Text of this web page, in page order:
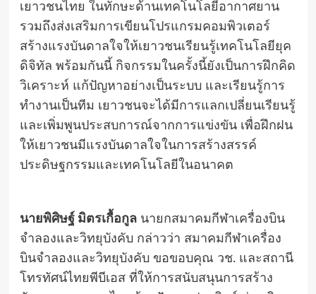
เยาวชนไทย ในทักษะด้านเทคโนโลยีอากาศยาน
รวมถึงส่งเสริมการเขียนโปรแกรมคอมพิวเตอร์
สร้างแรงบันดาลใจให้เยาวชนเรียนรู้เทคโนโลยียุค
ดิจิทัล พร้อมกันนี้ กิจกรรมในครั้งนี้ยังเป็นการฝึกคิด
วิเคราะห์ แก้ปัญหาอย่างเป็นระบบ และเรียนรู้การ
ทำงานเป็นทีม เยาวชนจะได้มีการแลกเปลี่ยนเรียนรู้
และเพิ่มพูนประสบการณ์จากการแข่งขัน เพื่อฝึกฝน
ให้เยาวชนมีแรงบันดาลใจในการสร้างสรรค์
ประดิษฐกรรมและเทคโนโลยีในอนาคต
นายพิศิษฐ์ มิตรเกื้อกูลนายกสมาคมกีฬาเครื่องบิน
จำลองและวิทยุบังคับ กล่าวว่า สมาคมกีฬาเครื่อง
บินจำลองและวิทยุบังคับ ขอขอบคุณ วช. และสถานี
โทรทัศน์ไทยพีบีเอส ที่ให้การสนับสนุนการสร้าง